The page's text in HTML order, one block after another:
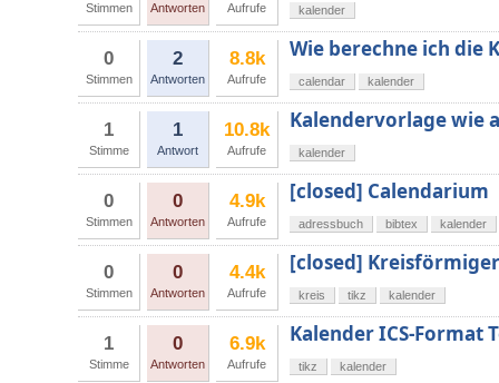
Stimmen Antworten Aufrufe kalender
0
Stimmen
2
Antworten
8.8k
Aufrufe
Wie berechne ich die
calendar kalender
1
Stimme
1
Antwort
10.8k
Aufrufe
Kalendervorlage wie
kalender
0
Stimmen
0
Antworten
4.9k
Aufrufe
[closed] Calendarium
adressbuch bibtex kalender
0
Stimmen
0
Antworten
4.4k
Aufrufe
[closed]
kreis tikz kalender
1
Stimme
0
Antworten
6.9k
Aufrufe
Kalender ICS-Format
tikz kalender